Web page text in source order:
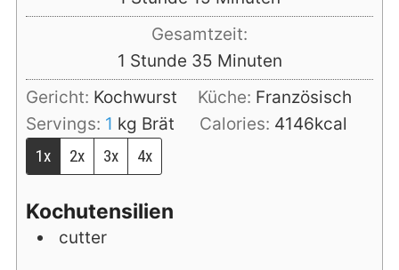
Gesamtzeit:
1 Stunde
Stunde 35Minuten
Minuten
Gericht: Kochwurst Küche: Französisch
Servings: 1 kg Brät Calories: 4146kcal
1x
2x 3x 4x
Kochutensilien
cutter